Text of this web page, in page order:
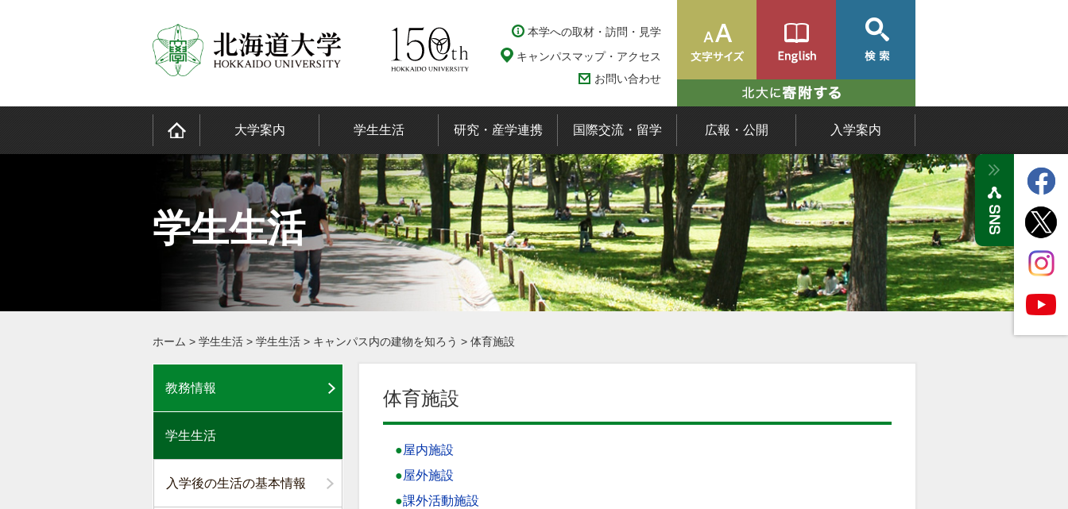
本学への取材・訪問・見学
キャンパスマップ・アクセス
お問い合わせ
大学案内 学生生活 研究・産学連携 国際交流・留学 広報・公開 入学案内
学生生活
ホーム > 学生生活 > 学生生活 > キャンパス内の建物を知ろう > 体育施設
体育施設
屋内施設
屋外施設
課外活動施設
教務情報
学生生活
入学後の生活の基本情報